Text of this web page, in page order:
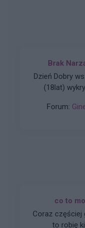
Brak
Dzień Dobry
(18lat)
plastyka
Forum:
co to
Coraz częściej
to robię